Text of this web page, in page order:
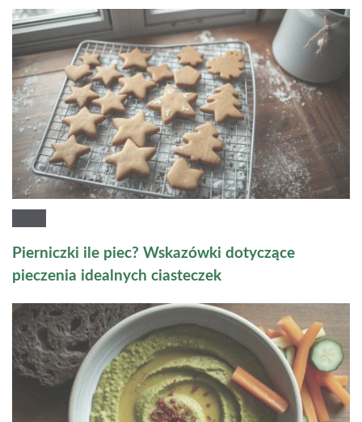
Pierniczki ile piec? Wskazówki dotyczące
pieczenia idealnych ciasteczek